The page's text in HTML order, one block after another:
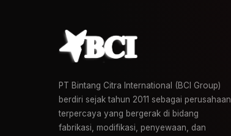
PT Bintang Citra International (BCI Group)
berdiri sejak tahun 2011 sebagai perusahaan
terpercaya yang bergerak di bidang
fabrikasi, modifikasi, penyewaan, dan